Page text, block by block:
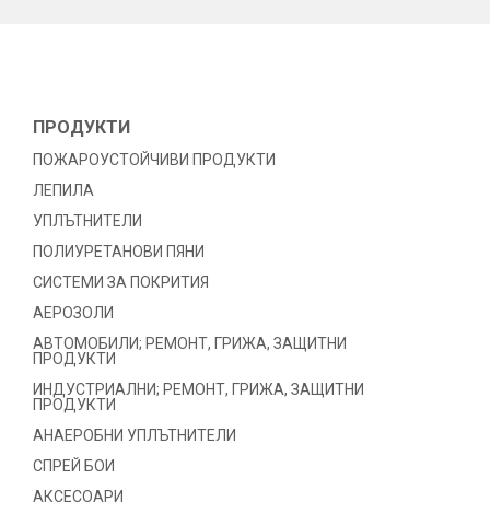
ПРОДУКТИ
ПОЖАРОУСТОЙЧИВИ ПРОДУКТИ
ЛЕПИЛА
УПЛЪТНИТЕЛИ
ПОЛИУРЕТАНОВИ ПЯНИ
СИСТЕМИ ЗА ПОКРИТИЯ
АЕРОЗОЛИ
АВТОМОБИЛИ; РЕМОНТ, ГРИЖА, ЗАЩИТНИ
ПРОДУКТИ
ИНДУСТРИАЛНИ; РЕМОНТ, ГРИЖА, ЗАЩИТНИ
ПРОДУКТИ
АНАЕРОБНИ УПЛЪТНИТЕЛИ
СПРЕЙ БОИ
АКСЕСОАРИ